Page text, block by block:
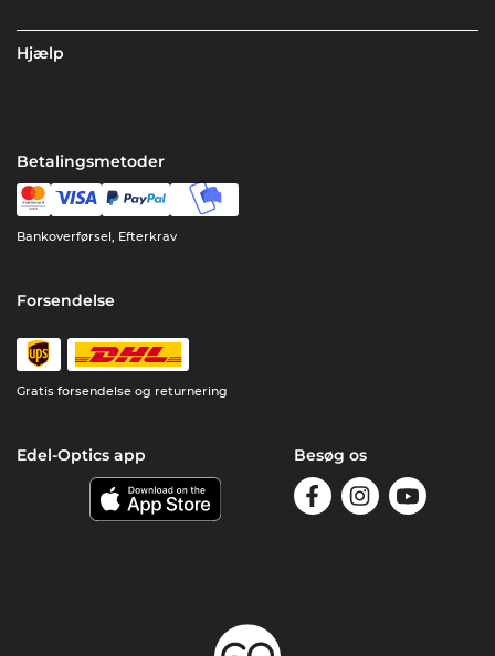
Hjælp
Betalingsmetoder
Bankoverførsel, Efterkrav
Forsendelse
Gratis forsendelse og returnering
Edel-Optics app Besøg os